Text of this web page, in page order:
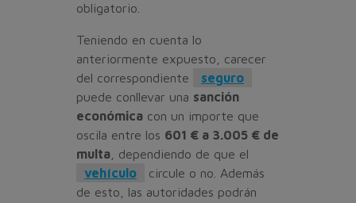
obligatorio.
Teniendo en cuenta lo
anteriormente expuesto, carecer
del correspondiente
seguro
puede conllevar una sanción
económica con un importe que
oscila entre los 601 € a 3.005 € de
multa , dependiendo de que el
vehículo
circule o no. Además
de esto, las autoridades podrán